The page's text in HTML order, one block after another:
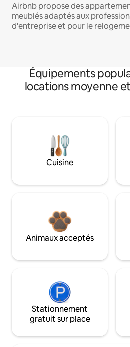
Airbnb propose des
meublés adaptés aux
d'entreprise et pour le
Équipements
locations moyenne
Cuisine
Animaux acceptés
Stationnement
gratuit sur place